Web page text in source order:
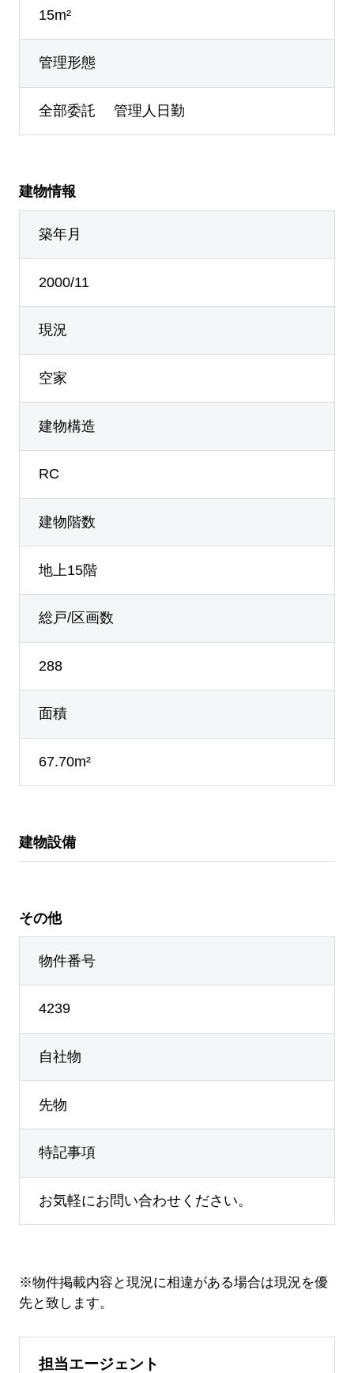
15m²
管理形態
全部委託 管理人日勤
建物情報
築年月
2000/11
現況
空家
建物構造
RC
建物階数
地上15階
総戸/区画数
288
面積
67.70m²
建物設備
その他
物件番号
4239
自社物
先物
特記事項
お気軽にお問い合わせください。
※物件掲載内容と現況に相違がある場合は現況を優
先と致します。
担当エージェント